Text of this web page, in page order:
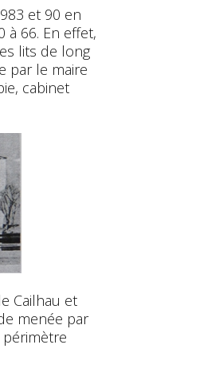
et 90 en
66. En effet,
lits de long
par le maire
cabinet
Cailhau et
menée par